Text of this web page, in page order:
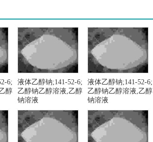
6;
醇
液体乙醇钠;141-52-6;
乙醇钠乙醇溶液,乙醇
钠溶液
液体乙醇钠;141-52-6;
乙醇钠乙醇溶液,乙醇
钠溶液